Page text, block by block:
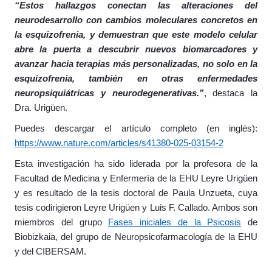
“Estos hallazgos conectan las alteraciones del
neurodesarrollo con cambios moleculares concretos en
la esquizofrenia, y demuestran que este modelo celular
abre la puerta a descubrir nuevos biomarcadores y
avanzar hacia terapias más personalizadas, no solo en la
esquizofrenia, también en otras enfermedades
neuropsiquiátricas y neurodegenerativas.”, destaca la
Dra. Urigüen.
Puedes descargar el artículo completo (en inglés):
https://www.nature.com/articles/s41380-025-03154-2
Esta investigación ha sido liderada por la profesora de la
Facultad de Medicina y Enfermería de la EHU Leyre Urigüen
y es resultado de la tesis doctoral de Paula Unzueta, cuya
tesis codirigieron Leyre Urigüen y Luis F. Callado. Ambos son
miembros del grupo
Fases iniciales de la Psicosis de
Biobizkaia, del grupo de Neuropsicofarmacología de la EHU
y del CIBERSAM.